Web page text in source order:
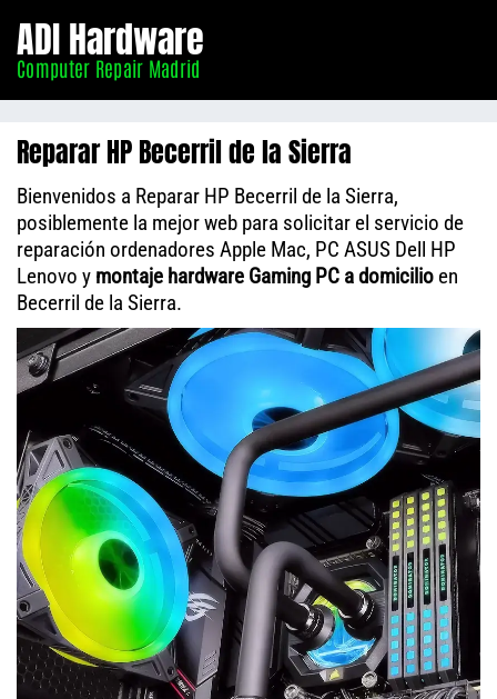
Madrid
ADI Hardware
Computer Repair Madrid
Reparar HP Becerril de la Sierra
Bienvenidos a Reparar HP Becerril de la Sierra,
posiblemente la mejor web para solicitar el servicio de
reparación ordenadores Apple Mac, PC ASUS Dell HP
Lenovo y montaje hardware Gaming PC a domicilio en
Becerril de la Sierra.